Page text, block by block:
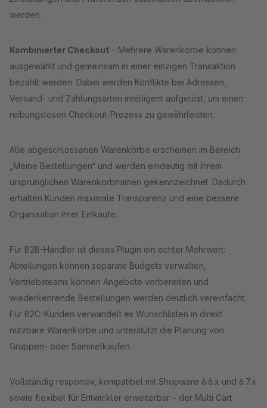
werden.
Kombinierter Checkout – Mehrere Warenkörbe können
ausgewählt und gemeinsam in einer einzigen Transaktion
bezahlt werden. Dabei werden Konflikte bei Adressen,
Versand- und Zahlungsarten intelligent aufgelöst, um einen
reibungslosen Checkout-Prozess zu gewährleisten.
Alle abgeschlossenen Warenkörbe erscheinen im Bereich
„Meine Bestellungen“ und werden eindeutig mit ihrem
ursprünglichen Warenkorbnamen gekennzeichnet. Dadurch
erhalten Kunden maximale Transparenz und eine bessere
Organisation ihrer Einkäufe.
Für B2B-Händler ist dieses Plugin ein echter Mehrwert:
Abteilungen können separate Budgets verwalten,
Vertriebsteams können Angebote vorbereiten und
wiederkehrende Bestellungen werden deutlich vereinfacht.
Für B2C-Kunden verwandelt es Wunschlisten in direkt
nutzbare Warenkörbe und unterstützt die Planung von
Gruppen- oder Sammelkäufen.
Vollständig responsiv, kompatibel mit Shopware 6.6.x und 6.7.x
sowie flexibel für Entwickler erweiterbar – der Multi Cart